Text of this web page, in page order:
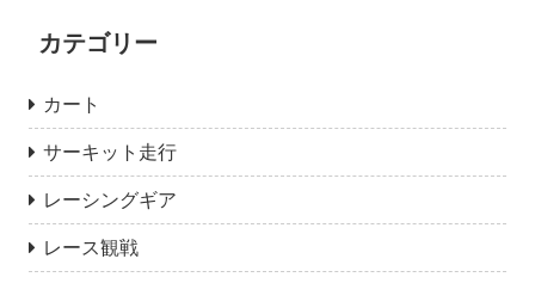
カテゴリー
カート
サーキット走行
レーシングギア
レース観戦